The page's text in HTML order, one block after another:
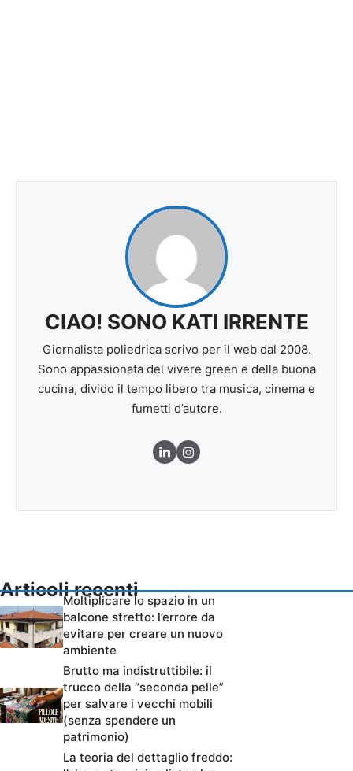
CIAO! SONO KATI IRRENTE
Giornalista poliedrica scrivo per il web dal 2008.
Sono appassionata del vivere green e della buona
cucina, divido il tempo libero tra musica, cinema e
fumetti d’autore.
Articoli recenti
Moltiplicare lo spazio in un
balcone stretto: l’errore da
evitare per creare un nuovo
ambiente
Brutto ma indistruttibile: il
trucco della “seconda pelle”
per salvare i vecchi mobili
(senza spendere un
patrimonio)
La teoria del dettaglio freddo: